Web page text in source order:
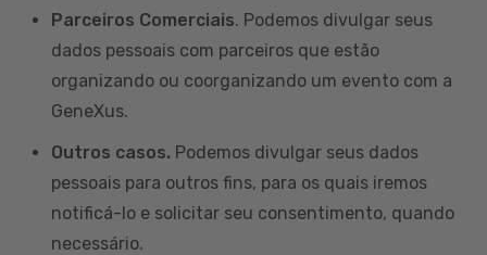
Parceiros Comerciais. Podemos divulgar seus
dados pessoais com parceiros que estão
organizando ou coorganizando um evento com a
GeneXus.
Outros casos. Podemos divulgar seus dados
pessoais para outros fins, para os quais iremos
notificá-lo e solicitar seu consentimento, quando
necessário.